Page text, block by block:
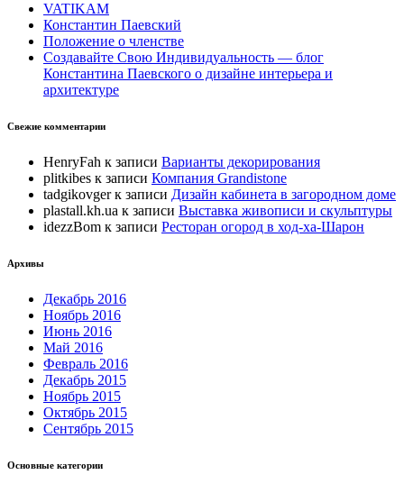
VATIKAM
Константин Паевский
Положение о членстве
Создавайте Свою Индивидуальность — блог
Константина Паевского о дизайне интерьера и
архитектуре
Свежие комментарии
HenryFah к записи Варианты декорирования
plitkibes к записи Компания Grandistone
tadgikovgerк записи Дизайн кабинета в загородном доме
plastall.kh.ua к записи Выставка живописи и скульптуры
idezzBom к записи Ресторан огород в ход-ха-Шарон
Архивы
Декабрь 2016
Ноябрь 2016
Июнь 2016
Май 2016
Февраль 2016
Декабрь 2015
Ноябрь 2015
Октябрь 2015
Сентябрь 2015
Основные категории